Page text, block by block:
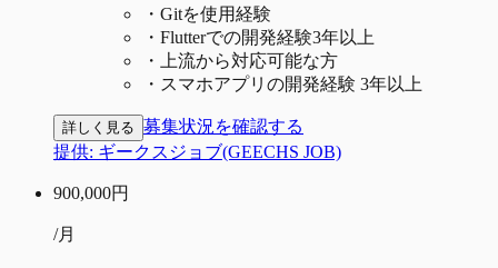
・ Gitを使用経験
・ Flutterでの開発経験3年以上
・
上流から対応可能な方
・ スマホアプリの開発経験 3年以上
詳しく見る 募集状況を確認する
提供: ギークスジョブ(GEECHS JOB)
900,000円
/月